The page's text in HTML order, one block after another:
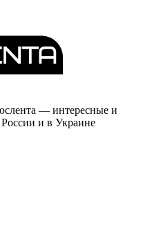
— интересные и
и в Украине